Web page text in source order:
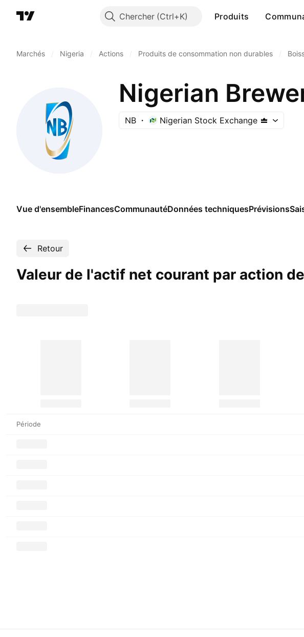
Chercher Produits
Marchés Nigeria Actions Produits de consommation non durables
Nigerian
NB Nigerian Stock Exchange
Vue d'ensembleFinancesCommunautéDonnées techniquesPrévisions
Retour
Valeur de l'actif net courant par action
Période